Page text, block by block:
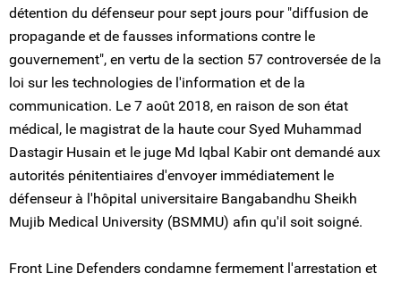
détention du défenseur pour sept jours pour "diffusion de
propagande et de fausses informations contre le
gouvernement", en vertu de la section 57 controversée de la
loi sur les technologies de l'information et de la
communication. Le 7 août 2018, en raison de son état
médical, le magistrat de la haute cour Syed Muhammad
Dastagir Husain et le juge Md Iqbal Kabir ont demandé aux
autorités pénitentiaires d'envoyer immédiatement le
défenseur à l'hôpital universitaire Bangabandhu Sheikh
Mujib Medical University (BSMMU) afin qu'il soit soigné.
Front Line Defenders condamne fermement l'arrestation et